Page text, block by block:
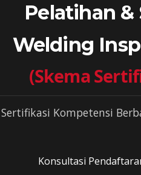
Pelatihan
Welding
(Skema
Kompetensi
Konsultasi